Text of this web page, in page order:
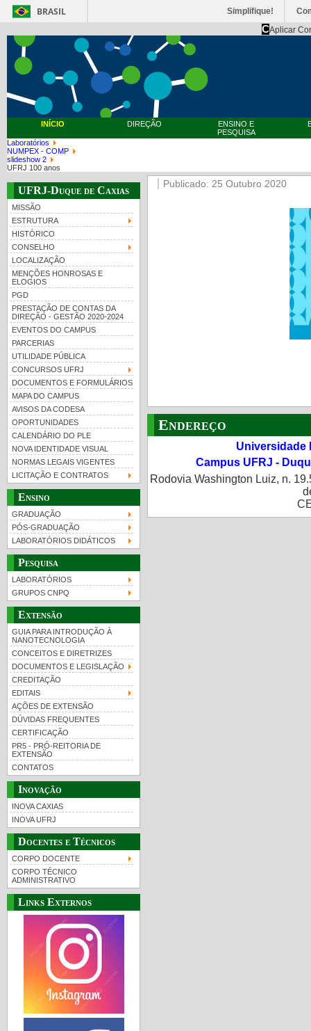
BRASIL Simplifique!
CAplicar
INÍCIO DIREÇÃO
ENSINO E
PESQUISA
Laboratórios
NUMPEX - COMP
slideshow 2
UFRJ 100 anos
UFRJ-Duque de Caxias
MISSÃO
ESTRUTURA
HISTÓRICO
CONSELHO
LOCALIZAÇÃO
MENÇÕES HONROSAS E
ELOGIOS
PGD
PRESTAÇÃO DE CONTAS DA
DIREÇÃO - GESTÃO 2020-2024
EVENTOS DO CAMPUS
PARCERIAS
UTILIDADE PÚBLICA
CONCURSOS UFRJ
DOCUMENTOS E FORMULÁRIOS
MAPA DO CAMPUS
AVISOS DA CODESA
OPORTUNIDADES
CALENDÁRIO DO PLE
NOVA IDENTIDADE VISUAL
NORMAS LEGAIS VIGENTES
LICITAÇÃO E CONTRATOS
Ensino
GRADUAÇÃO
PÓS-GRADUAÇÃO
LABORATÓRIOS DIDÁTICOS
Pesquisa
LABORATÓRIOS
GRUPOS CNPQ
Extensão
GUIA PARA INTRODUÇÃO À
NANOTECNOLOGIA
CONCEITOS E DIRETRIZES
DOCUMENTOS E LEGISLAÇÃO
CREDITAÇÃO
EDITAIS
AÇÕES DE EXTENSÃO
DÚVIDAS FREQUENTES
CERTIFICAÇÃO
PR5 - PRÓ-REITORIA DE
EXTENSÃO
CONTATOS
Inovação
INOVA CAXIAS
INOVA UFRJ
Docentes e Técnicos
CORPO DOCENTE
CORPO TÉCNICO
ADMINISTRATIVO
Links Externos
Publicado: 25 Outubro 2020
Endereço
Universidade
Campus UFRJ -
Rodovia Washington Luiz, n.
UFRJ 100 anos